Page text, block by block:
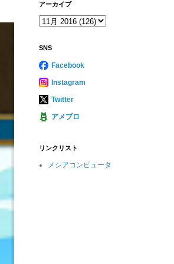
アーカイブ
SNS
Facebook
Instagram
Twitter
アメブロ
リンクリスト
メシアコンピュータ